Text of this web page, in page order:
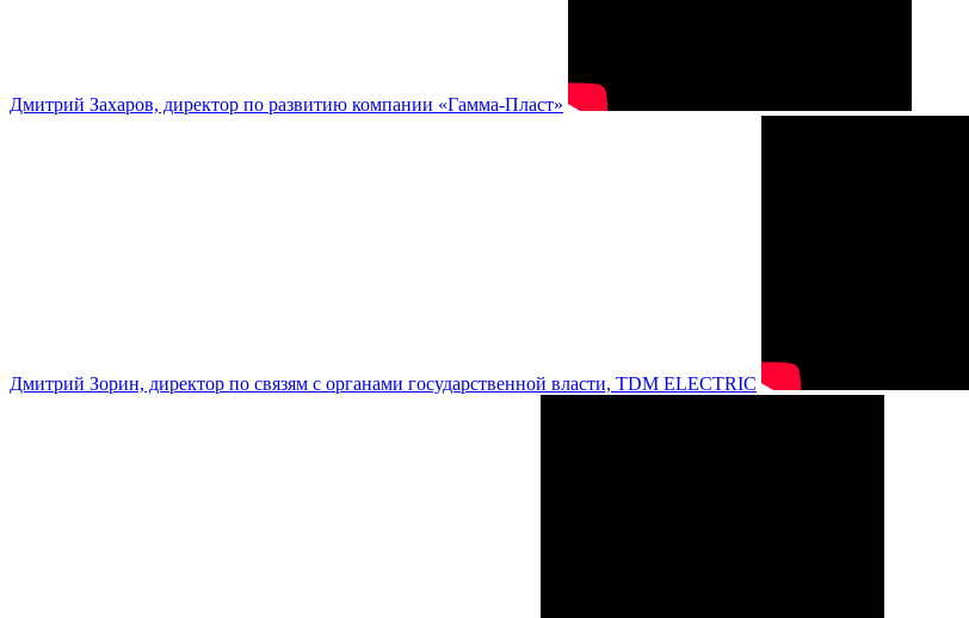
Дмитрий Захаров, директор по развитию компании «Гамма-Пласт»
Дмитрий Зорин, директор по связям с органами государственной власти, TDM ELECTRIC